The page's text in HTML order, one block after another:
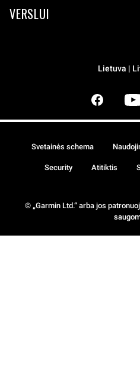
VERSLUI
Lietuva |
© „Garmin Ltd.“ arba jos
Svetainės schema
Security Atitiktis